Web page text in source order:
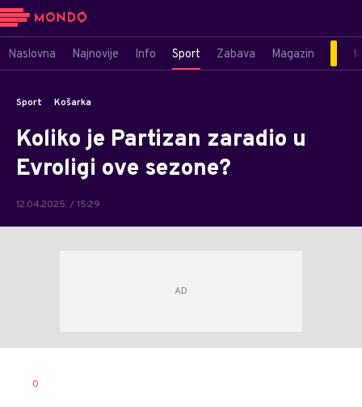
Naslovna Najnovije Info Sport Zabava Magazin
Sport Košarka
Koliko je Partizan zaradio u
Evroligi ove sezone?
12.04.2025. / 15:29
AUTOR
0